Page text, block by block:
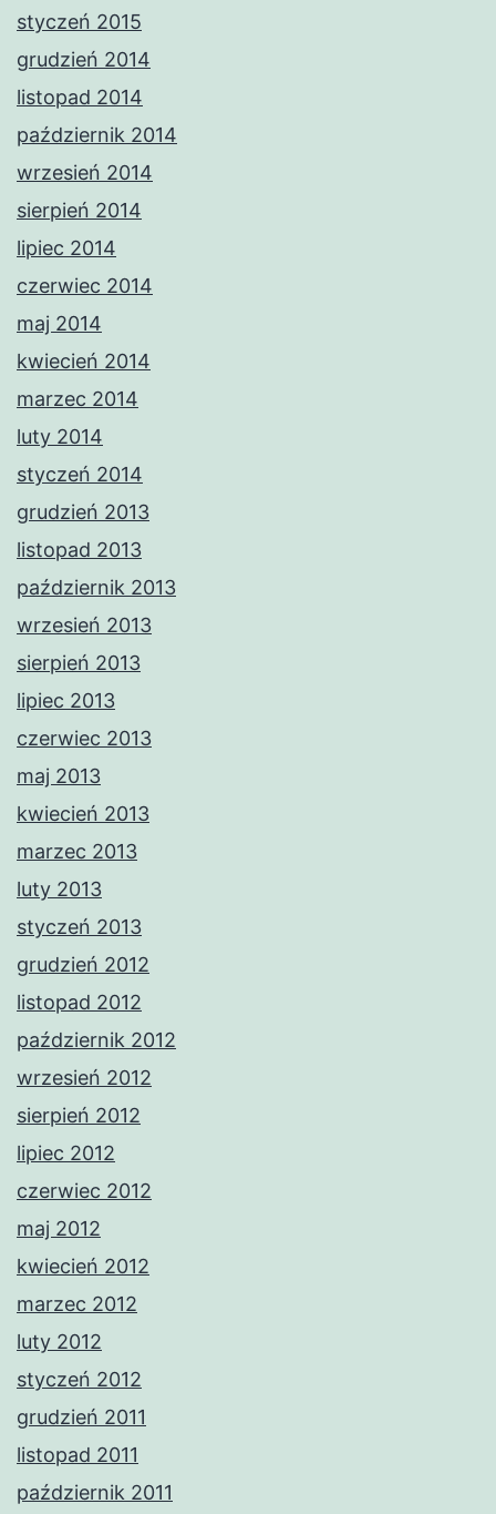
styczeń 2015
grudzień 2014
listopad 2014
październik 2014
wrzesień 2014
sierpień 2014
lipiec 2014
czerwiec 2014
maj 2014
kwiecień 2014
marzec 2014
luty 2014
styczeń 2014
grudzień 2013
listopad 2013
październik 2013
wrzesień 2013
sierpień 2013
lipiec 2013
czerwiec 2013
maj 2013
kwiecień 2013
marzec 2013
luty 2013
styczeń 2013
grudzień 2012
listopad 2012
październik 2012
wrzesień 2012
sierpień 2012
lipiec 2012
czerwiec 2012
maj 2012
kwiecień 2012
marzec 2012
luty 2012
styczeń 2012
grudzień 2011
listopad 2011
październik 2011